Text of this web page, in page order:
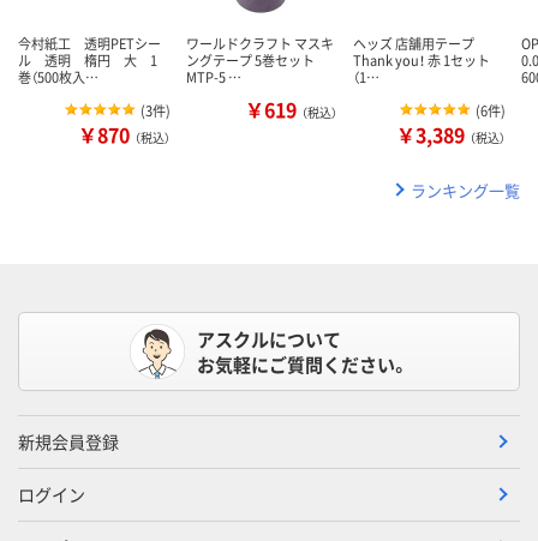
今村紙工 透明PETシー
ル 透明 楕円 大 1
巻（500枚入…
(3件)
￥870 （税込）
ワールドクラフト マスキ
ングテープ 5巻セット
MTP-5 …
￥619 （税込）
ヘッズ 店舗用テープ
Thank you！ 赤 1セット
（1…
(6件)
￥3,389 （税込）
ランキング一覧
アスクルについて
お気軽にご質問ください。
新規会員登録
ログイン